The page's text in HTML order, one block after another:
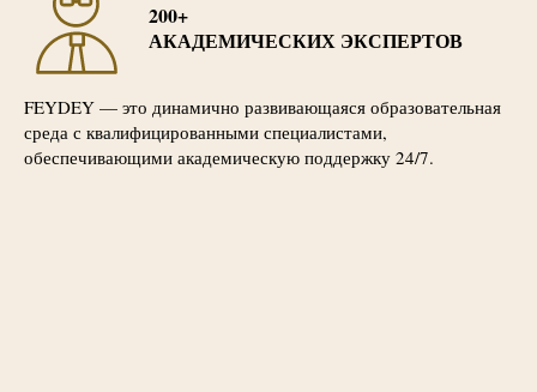
200+
АКАДЕМИЧЕСКИХ ЭКСПЕРТОВ
FEYDEY — это динамично развивающаяся образовательная
среда с квалифицированными специалистами,
обеспечивающими академическую поддержку 24/7.